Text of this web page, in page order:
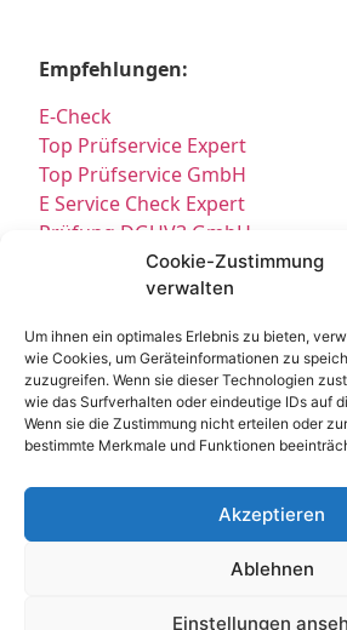
Cookie-Zustimmung
verwalten
Um ihnen ein optimales Erlebnis zu bieten,
wie Cookies, um Geräteinformationen zu
zuzugreifen. Wenn sie dieser Technologien
wie das Surfverhalten oder eindeutige IDs auf
Wenn sie die Zustimmung nicht erteilen oder
bestimmte Merkmale und Funktionen
Akzeptieren
Ablehnen
Einstellungen
Empfehlungen:
E-Check
Top Prüfservice Expert
Top Prüfservice GmbH
E Service Check Expert
Prüfung DGUV3 GmbH
Sicherheitsprüfungen Partners
Sicherheitsprüfungen Expert
Prüfung elektrischer Anlagen
Kontakt
© All Rights Reserved